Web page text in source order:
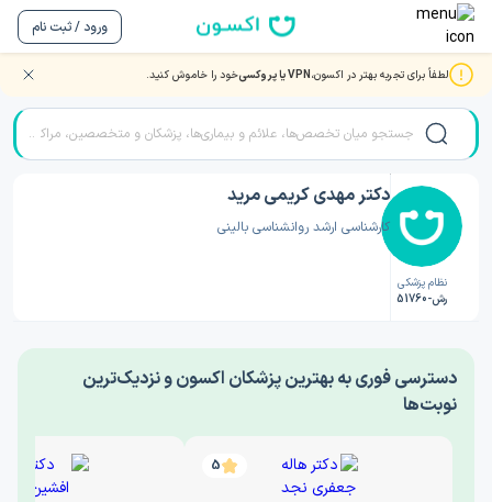
ورود / ثبت نام
لطفاً برای تجربه بهتر در اکسون،VPN یا پروکسی خود را خاموش کنید. صفحه اصلی/دکتر روانشناسی/دکتر مهدی کریمی مرید
نظام پزشکی
رش-51760
دکتر مهدی کریمی مرید
کارشناسی ارشد روانشناسی بالینی
‎دسترسی فوری به بهترین پزشکان اکسون و نزدیک‌ترین
نوبت‌ها
5